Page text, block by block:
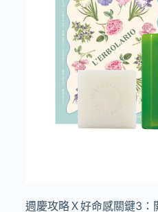
週慶攻略Ｘ好命感關鍵3：